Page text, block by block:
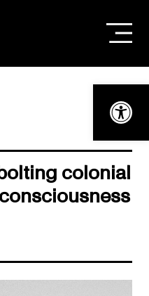
Ouvrir la
colonial